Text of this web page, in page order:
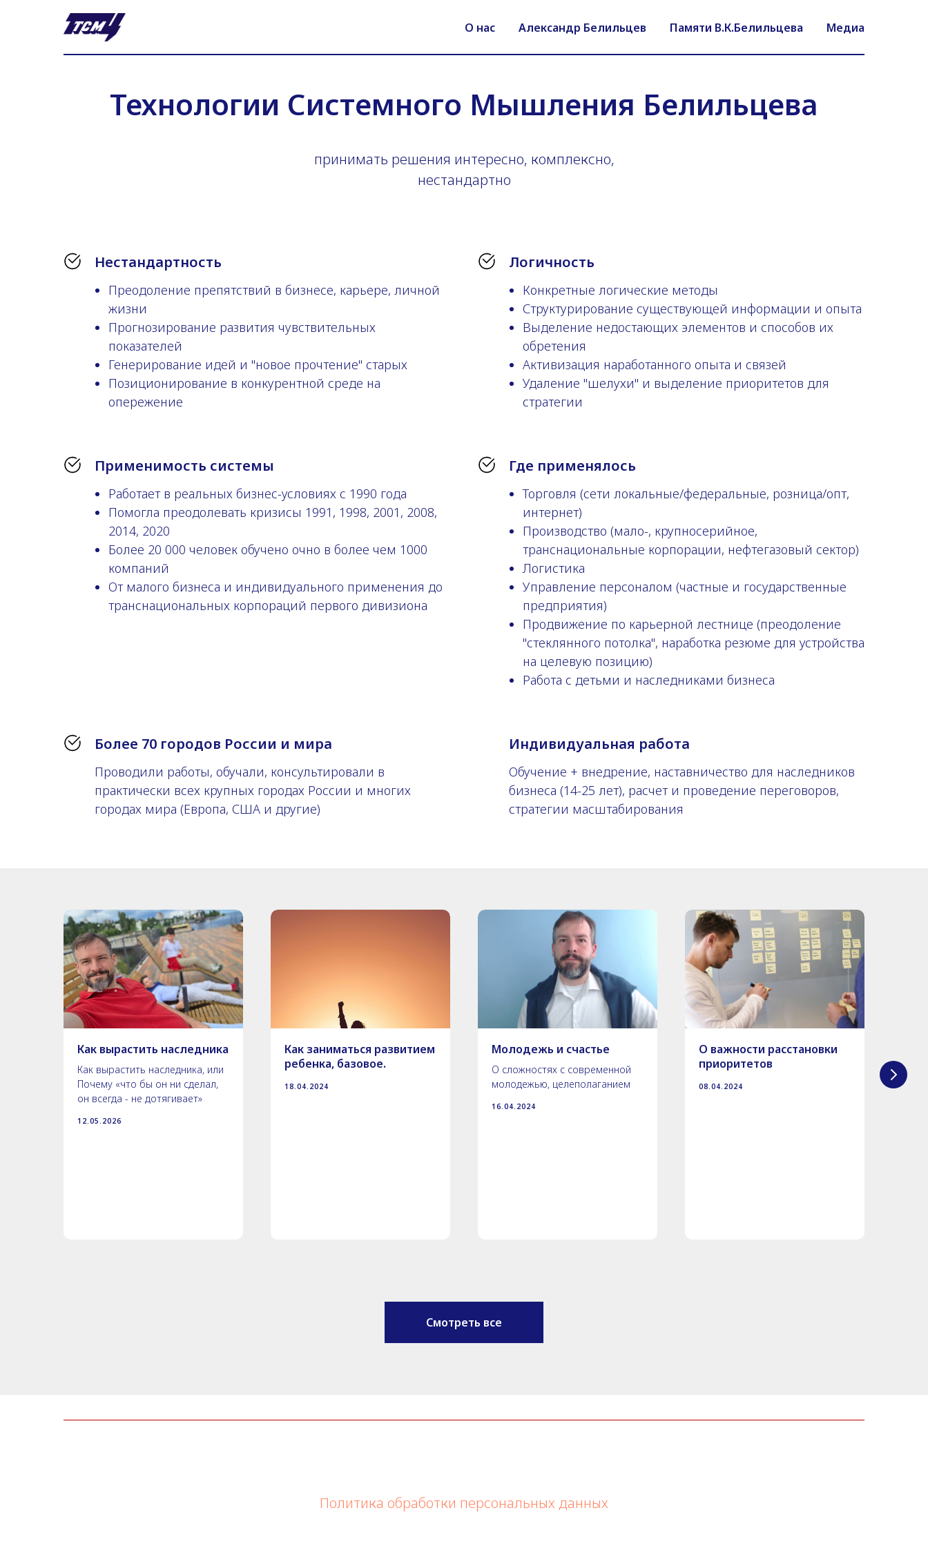
О нас Александр Белильцев Памяти В.К.Белильцева Медиа
Технологии Системного Мышления Белильцева
принимать решения интересно, комплексно,
нестандартно
Нестандартность
Преодоление препятствий в бизнесе, карьере, личной
жизни
Прогнозирование развития чувствительных
показателей
Генерирование идей и "новое прочтение" старых
Позиционирование в конкурентной среде на
опережение
Логичность
Конкретные логические методы
Структурирование существующей информации и опыта
Выделение недостающих элементов и способов их
обретения
Активизация наработанного опыта и связей
Удаление "шелухи" и выделение приоритетов для
стратегии
Применимость системы
Работает в реальных бизнес-условиях с 1990 года
Помогла преодолевать кризисы 1991, 1998, 2001, 2008,
2014, 2020
Более 20 000 человек обучено очно в более чем 1000
компаний
От малого бизнеса и индивидуального применения до
транснациональных корпораций первого дивизиона
Где применялось
Торговля (сети локальные/федеральные, розница/опт,
интернет)
Производство (мало-, крупносерийное,
транснациональные корпорации, нефтегазовый сектор)
Логистика
Управление персоналом (частные и государственные
предприятия)
Продвижение по карьерной лестнице (преодоление
"стеклянного потолка", наработка резюме для устройства
на целевую позицию)
Работа с детьми и наследниками бизнеса
Более 70 городов России и мира
Проводили работы, обучали, консультировали в
практически всех крупных городах России и многих
городах мира (Европа, США и другие)
Индивидуальная работа
Обучение + внедрение, наставничество для наследников
бизнеса (14-25 лет), расчет и проведение переговоров,
стратегии масштабирования
Как вырастить наследника
Как вырастить наследника, или
Почему «что бы он ни сделал,
он всегда - не дотягивает»
12.05.2026
Как заниматься развитием
ребенка, базовое.
18.04.2024
Молодежь и счастье
О сложностях с современной
молодежью, целеполаганием
16.04.2024
О важности расстановки
приоритетов
08.04.2024
Смотреть все
Политика обработки персональных данных